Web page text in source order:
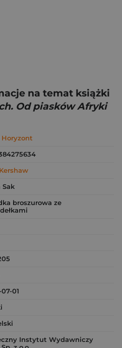
na temat książki
Od piasków Afryki
Sak
broszurowa ze
01
Instytut Wydawniczy